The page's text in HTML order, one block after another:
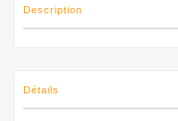
Description
Détails